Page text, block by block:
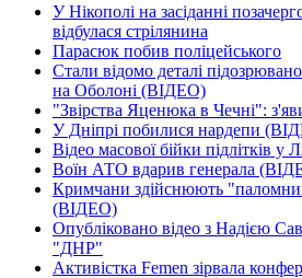
У Нікополі на засіданні
відбулася стрілянина
Парасюк побив поліцейського
Стали відомо деталі
на Оболоні (ВІДЕО)
"Звірства Яценюка в Чечні":
У Дніпрі побилися нардепи
Відео масової бійки підлітків у
Воїн АТО вдарив генерала
Кримчани здійснюють
(ВІДЕО)
Опубліковано відео з Надією
"ДНР"
Активістка Femen зірвала